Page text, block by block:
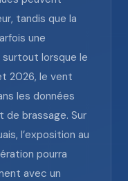
tandis que la
une
surtout lorsque le
2026, le vent
les données
de brassage. Sur
l’exposition au
pourra
avec un